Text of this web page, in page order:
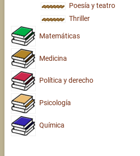
Poesía y teatro
Thriller
Matemáticas
Medicina
Política y derecho
Psicología
Química